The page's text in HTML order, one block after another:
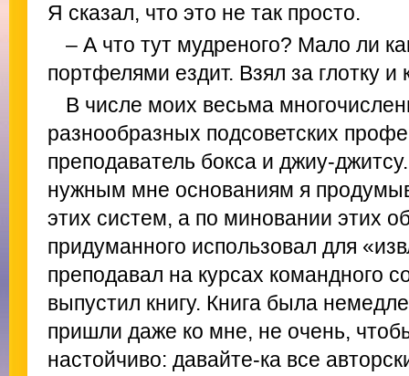
Я сказал, что это не так просто.
– А что тут мудреного? Мало ли
портфелями ездит. Взял за глотку и
В числе моих весьма
разнообразных подсоветских
преподаватель бокса и джиу-
нужным мне основаниям я
этих систем, а по миновании этих
придуманного использовал для
преподавал на курсах командного
выпустил книгу. Книга была
пришли даже ко мне, не очень,
настойчиво: давайте-ка все